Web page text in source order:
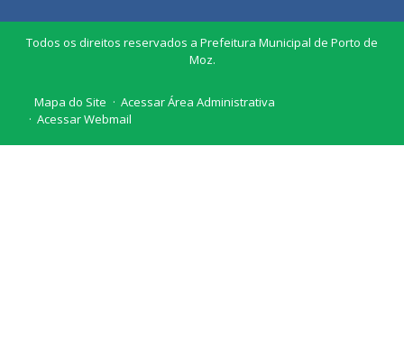
Todos os direitos reservados a Prefeitura Municipal de Porto de
Moz.
Mapa do Site
Acessar Área Administrativa
Acessar Webmail